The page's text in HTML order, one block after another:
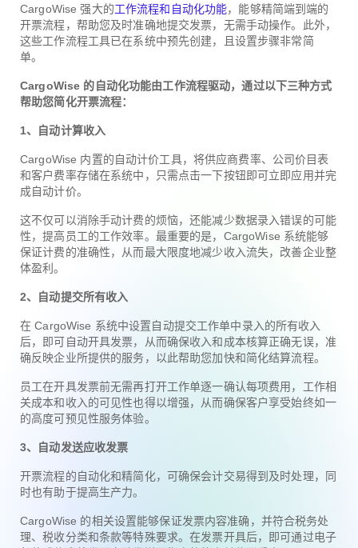
CargoWise 强大的工作流程和自动化功能，能够精简端到端的
开票流程，帮助您及时准确地提交发票，无需手动操作。此外，
这些工作流程工具已在系统中预先创建，且设置步骤非常简
单。
CargoWise 的自动化功能由工作流程驱动，通过以下三种方式
帮助您简化开票流程：
1、自动计算收入
CargoWise 内置的自动计价工具，将供应商费率、公司价目表
和客户费率存储在系统中，只需点击一下按钮即可立即应用并完
成自动计价。
这不仅可以消除手动计费的烦恼，还能减少数据录入错误的可能
性，提高员工的工作效率。最重要的是，CargoWise 系统能够
保证计费的准确性，从而最大限度地减少收入流失，改善企业整
体盈利。
2、自动提交所有收入
在 CargoWise 系统中设置自动提交工作单中录入的所有收入
后，即可自动开具发票，从而确保收入和成本核算正确无误，准
确反映企业所提供的服务，以此帮助您加快和简化结算流程。
员工在开具发票前无需再打开工作单逐一确认每项费用，工作相
关成本和收入的可见性也得以增强，从而确保客户享受始终如一
的高度可预见性服务体验。
3、自动发送应收发票
开票流程的自动化和精简化，可确保会计交易得到及时处理，同
时也有助于提高生产力。
CargoWise 的相关设置能够保证发票内容准确，并符合税务处
理、税收分类和条款等特殊要求。在发票开具后，即可通过电子